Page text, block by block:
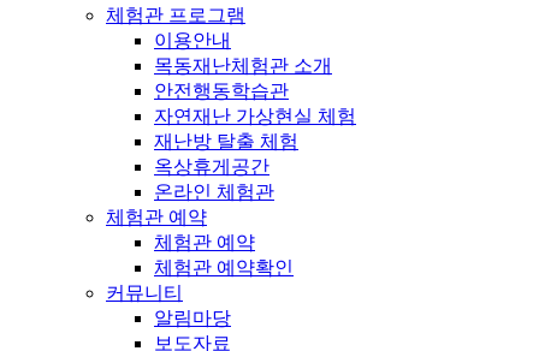
체험관 프로그램
이용안내
목동재난체험관 소개
안전행동학습관
자연재난 가상현실 체험
재난방 탈출 체험
옥상휴게공간
온라인 체험관
체험관 예약
체험관 예약
체험관 예약확인
커뮤니티
알림마당
보도자료